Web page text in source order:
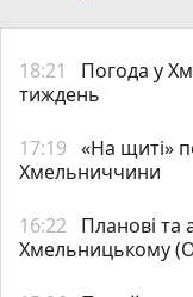
18:21
Погода у
тиждень
17:19 «На щиті»
Хмельниччини
16:22
Планові та
Хмельницькому